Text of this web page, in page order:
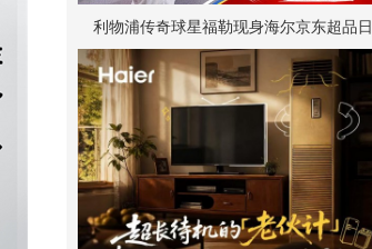
利物浦传奇球星福勒现身海尔京东超品日